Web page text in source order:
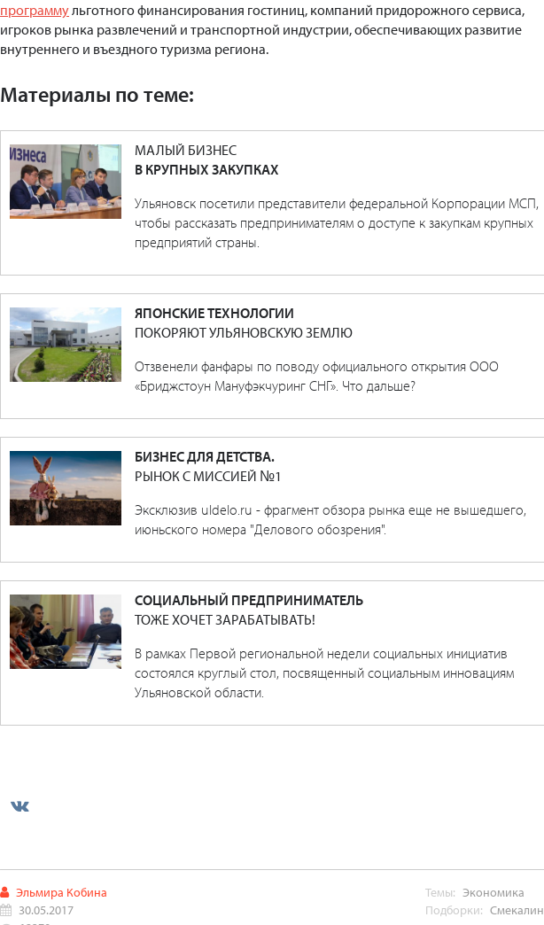
программульготного финансирования гостиниц, компаний придорожного сервиса,
игроков рынка развлечений и транспортной индустрии, обеспечивающих развитие
внутреннего и въездного туризма региона.
Материалы по теме:
МАЛЫЙ БИЗНЕС
В КРУПНЫХ ЗАКУПКАХ
Ульяновск посетили представители федеральной Корпорации МСП,
чтобы рассказать предпринимателям о доступе к закупкам крупных
предприятий страны.
ЯПОНСКИЕ ТЕХНОЛОГИИ
ПОКОРЯЮТ УЛЬЯНОВСКУЮ ЗЕМЛЮ
Отзвенели фанфары по поводу официального открытия ООО
«Бриджстоун Мануфэкчуринг СНГ». Что дальше?
БИЗНЕС ДЛЯ ДЕТСТВА.
РЫНОК С МИССИЕЙ №1
Эксклюзив uldelo.ru - фрагмент обзора рынка еще не вышедшего,
июньского номера "Делового обозрения".
СОЦИАЛЬНЫЙ ПРЕДПРИНИМАТЕЛЬ
ТОЖЕ ХОЧЕТ ЗАРАБАТЫВАТЬ!
В рамках Первой региональной недели социальных инициатив
состоялся круглый стол, посвященный социальным инновациям
Ульяновской области.
Эльмира Кобина
30.05.2017
Темы: Экономика
Подборки: Смекалин